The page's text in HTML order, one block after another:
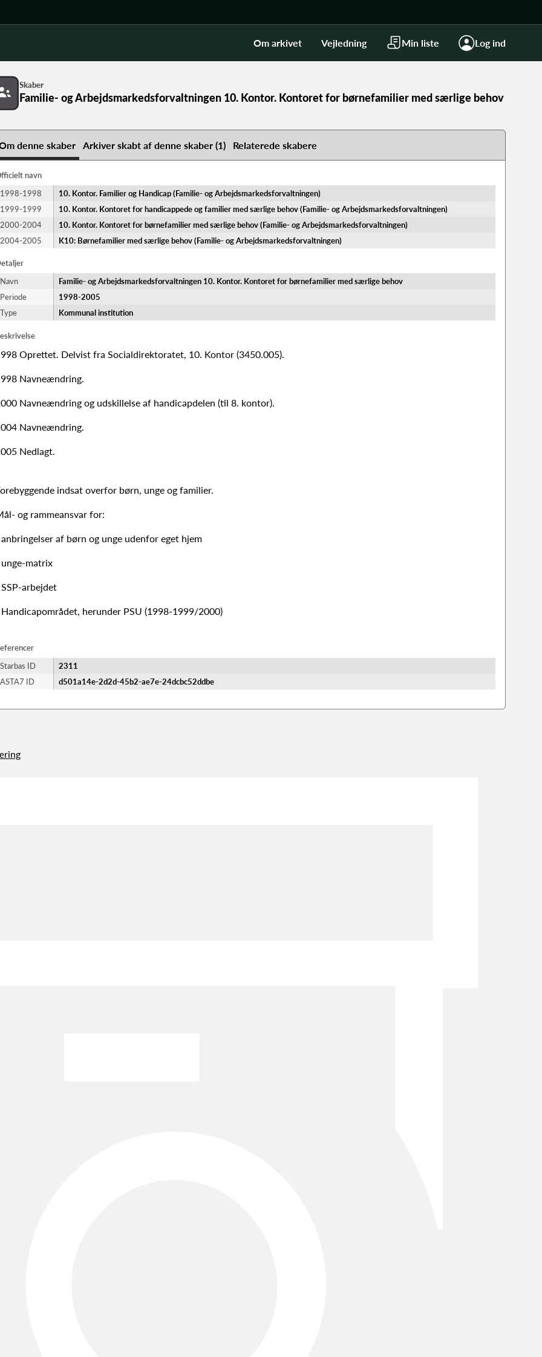
Om arkivet Vejledning Min liste Log ind
for børnefamilier med særlige behov
Skaber
Familie- og Arbejdsmarkedsforvaltningen 10. Kontor. Kontoret for børnefamilier med særlige behov
denne skaber Arkiver skabt af denne skaber (1) Relaterede skabere
navn
1998-1998
10. Kontor. Familier og Handicap (Familie- og Arbejdsmarkedsforvaltningen)
1999-1999
10. Kontor. Kontoret for handicappede og familier med særlige behov (Familie- og Arbejdsmarkedsforvaltningen)
2000-2004
10. Kontor. Kontoret for børnefamilier med særlige behov (Familie- og Arbejdsmarkedsforvaltningen)
2004-2005
K10: Børnefamilier med særlige behov (Familie- og Arbejdsmarkedsforvaltningen)
Navn
Familie- og Arbejdsmarkedsforvaltningen 10. Kontor. Kontoret for børnefamilier med særlige behov
Periode
1998-​2005
Type
Kommunal institution
Oprettet. Delvist fra Socialdirektoratet, 10. Kontor (3450.005).
Navneændring.
Navneændring og udskillelse af handicapdelen (til 8. kontor).
Navneændring.
Nedlagt.
indsat overfor børn, unge og familier.
og rammeansvar for:
af børn og unge udenfor eget hjem
matrix
arbejdet
herunder PSU (1998-1999/2000)
Starbas ID
2311
ASTA7 ID
d501a14e-2d2d-45b2-ae7e-24dcbc52ddbe